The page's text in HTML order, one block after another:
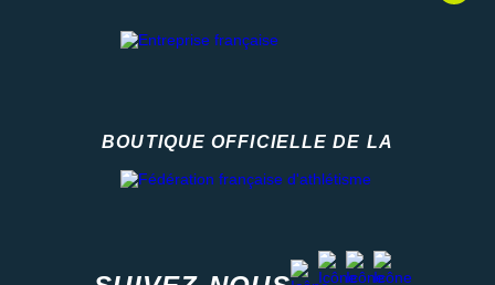
BOUTIQUE OFFICIELLE DE LA
instagram
facebook
stravayoutube